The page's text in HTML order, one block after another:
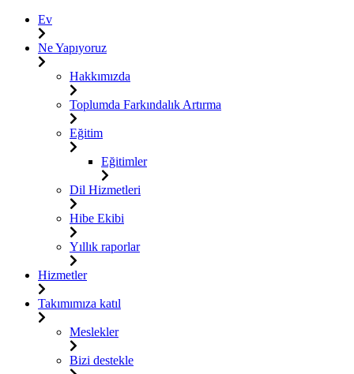
Ev
Ne Yapıyoruz
Hakkımızda
Toplumda Farkındalık Artırma
Eğitim
Eğitimler
Dil Hizmetleri
Hibe Ekibi
Yıllık raporlar
Hizmetler
Takımımıza katıl
Meslekler
Bizi destekle